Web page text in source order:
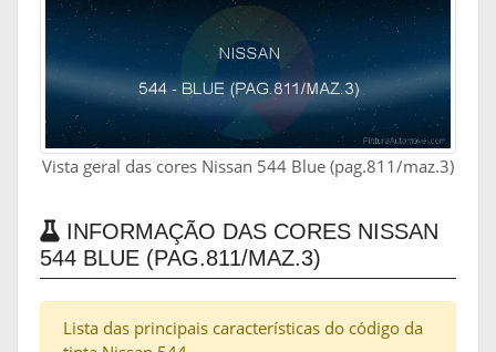
Vista geral das cores Nissan 544 Blue (pag.811/maz.3)
INFORMAÇÃO DAS CORES NISSAN
544 BLUE (PAG.811/MAZ.3)
Lista das principais características do código da